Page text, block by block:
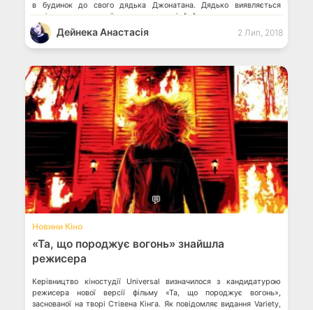
в будинок до свого дядька Джонатана. Дядько виявляється
чарівником середньої руки, але разом із […]
Дейнека Анастасiя 2 Лип, 2018
💬
Новини Кіно
«Та, що породжує вогонь» знайшла
режисера
Керівництво кіностудії Universal визначилося з кандидатурою
режисера нової версії фільму «Та, що породжує вогонь»,
заснованої на творі Стівена Кінга. Як повідомляє видання Variety,